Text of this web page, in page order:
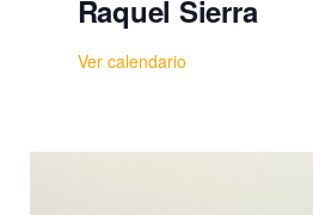
Raquel Sierra
Ver calendario